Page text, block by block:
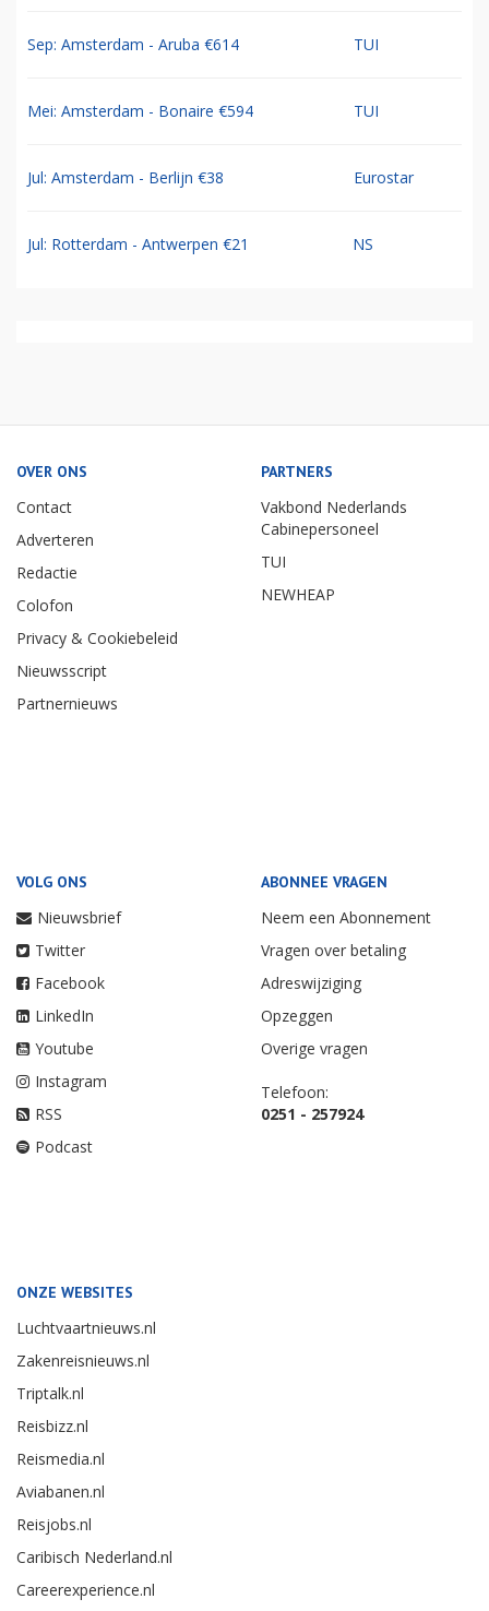
Sep: Amsterdam - Aruba €614 TUI
Mei: Amsterdam - Bonaire €594 TUI
Jul: Amsterdam - Berlijn €38 Eurostar
Jul: Rotterdam - Antwerpen €21 NS
OVER ONS
Contact
Adverteren
Redactie
Colofon
Privacy & Cookiebeleid
Nieuwsscript
Partnernieuws
PARTNERS
Vakbond Nederlands
Cabinepersoneel
TUI
NEWHEAP
VOLG ONS
Nieuwsbrief
Twitter
Facebook
LinkedIn
Youtube
Instagram
RSS
Podcast
ABONNEE VRAGEN
Neem een Abonnement
Vragen over betaling
Adreswijziging
Opzeggen
Overige vragen
Telefoon:
0251 - 257924
ONZE WEBSITES
Luchtvaartnieuws.nl
Zakenreisnieuws.nl
Triptalk.nl
Reisbizz.nl
Reismedia.nl
Aviabanen.nl
Reisjobs.nl
Caribisch Nederland.nl
Careerexperience.nl